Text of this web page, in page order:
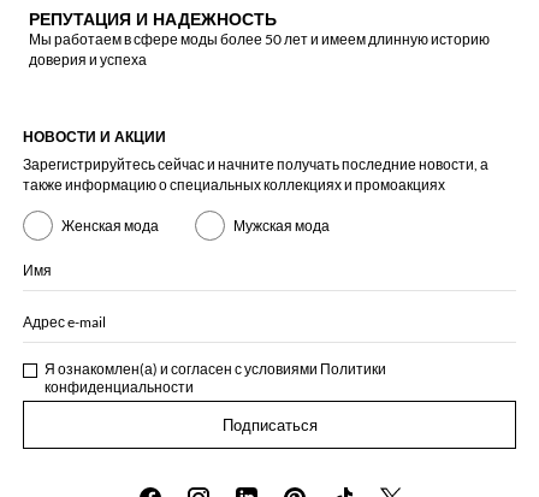
РЕПУТАЦИЯ И НАДЕЖНОСТЬ
Мы работаем в сфере моды более 50 лет и имеем длинную историю
доверия и успеха
НОВОСТИ И АКЦИИ
Зарегистрируйтесь сейчас и начните получать последние новости, а
также информацию о специальных коллекциях и промоакциях
Женская мода Мужская мода
Имя
Адрес e-mail
Я ознакомлен(а) и согласен с условиями Политики
конфиденциальности
Подписаться